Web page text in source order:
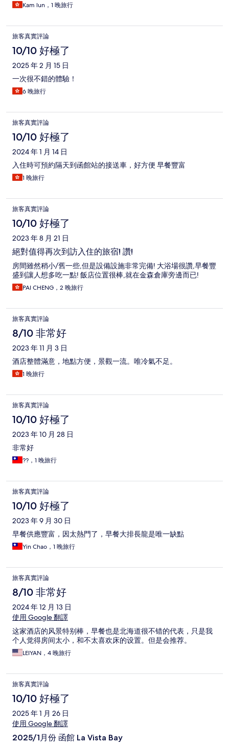
Kam lun，1 晚旅行
旅客真實評論
10/10 好極了
2025 年 2 月 15 日
一次很不錯的體驗！
6 晚旅行
旅客真實評論
10/10 好極了
2024 年 1 月 14 日
入住時可預約隔天到函館站的接送車，好方便 早餐豐富
1 晚旅行
旅客真實評論
10/10 好極了
2023 年 8 月 21 日
絕對值得再次到訪入住的旅宿! 讚!
房間雖然稍小/舊一些,但是設備設施非常完備! 大浴場很讚,早餐豐
盛到讓人想多吃一點! 飯店位置很棒,就在金森倉庫旁邊而已!
PAI CHENG，2 晚旅行
旅客真實評論
8/10 非常好
2023 年 11 月 3 日
酒店整體滿意，地點方便，景觀一流。唯冷氣不足。
1 晚旅行
旅客真實評論
10/10 好極了
2023 年 10 月 28 日
非常好
??，1 晚旅行
旅客真實評論
10/10 好極了
2023 年 9 月 30 日
早餐供應豐富，因太熱門了，早餐大排長龍是唯一缺點
Yin Chao，1 晚旅行
旅客真實評論
8/10 非常好
2024 年 12 月 13 日
使用 Google 翻譯
这家酒店的风景特别棒，早餐也是北海道很不错的代表，只是我
个人觉得房间太小，和不太喜欢床的设置。但是会推荐。
LEIYAN，4 晚旅行
旅客真實評論
10/10 好極了
2025 年 1 月 26 日
使用 Google 翻譯
2025/1月份 函館 La Vista Bay